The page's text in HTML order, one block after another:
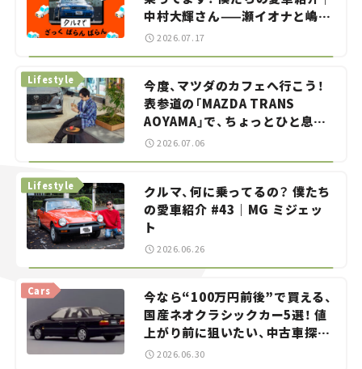
中村大輝さん——瀬イオナと嶋田
智之の「クルマでざっくばらんば
2026.07.17
今度、マツダのカフェへ行こう！
表参道の「MAZDA TRANS
AOYAMA」で、ちょっとひと息。
——連載｜CCGとクルマでどうす
Lifestyle
2026.07.06
クルマ、何に乗ってるの？ 僕たち
の愛車紹介 #43｜MG ミジェッ
ト
Lifestyle
2026.06.26
今なら“100万円前後”で買える、
国産ネオクラシックカー5選！ 値
上がり前に狙いたい、中古車探し
をお手伝い――ちょっとイケてるマ
Cars
2026.06.30